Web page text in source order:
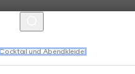
Cocktail und Abendkleider